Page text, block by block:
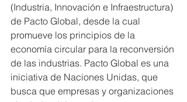
(Industria, Innovación e Infraestructura)
de Pacto Global, desde la cual
promueve los principios de la
economía circular para la reconversión
de las industrias. Pacto Global es una
iniciativa de Naciones Unidas, que
busca que empresas y organizaciones